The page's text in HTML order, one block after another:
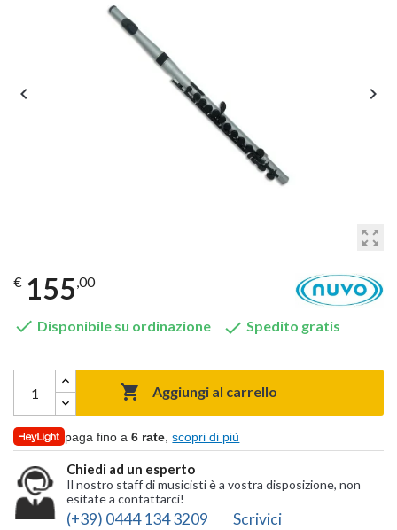
zoom_out_map
 
€ 155,00
 Disponibile su ordinazione  Spedito gratis
 Aggiungi al carrello
paga fino a6 rate ,scopri di più
Chiedi ad un esperto
Il nostro staff di musicisti è a vostra disposizione, non
esitate a contattarci!
(+39) 0444 134 3209 Scrivici